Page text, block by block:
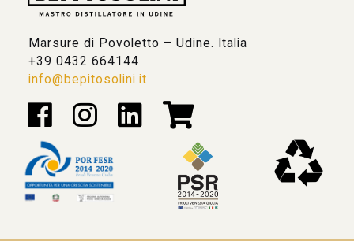
Marsure di Povoletto – Udine. Italia
+39 0432 664144
info@bepitosolini.it